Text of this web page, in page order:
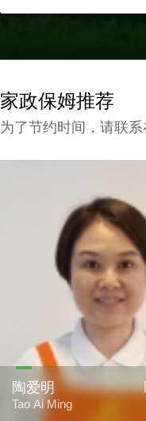
家政保姆推荐
为了节约时间，请联
陶爱明
Tao Ai Ming